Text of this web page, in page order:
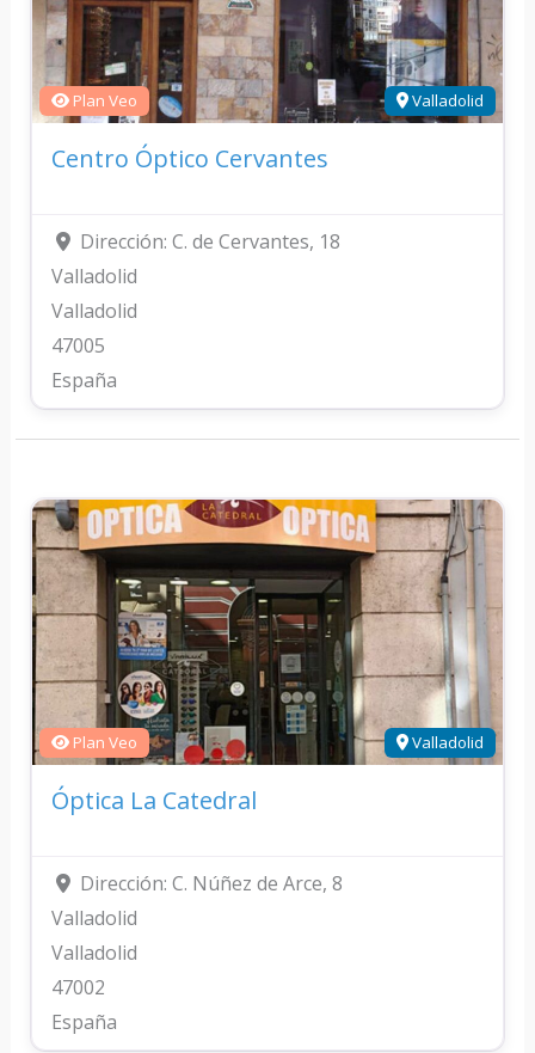
Plan Veo Valladolid
Centro Óptico Cervantes
Dirección: C. de Cervantes, 18
Valladolid
Valladolid
47005
España
Plan Veo Valladolid
Óptica La Catedral
Dirección: C. Núñez de Arce, 8
Valladolid
Valladolid
47002
España